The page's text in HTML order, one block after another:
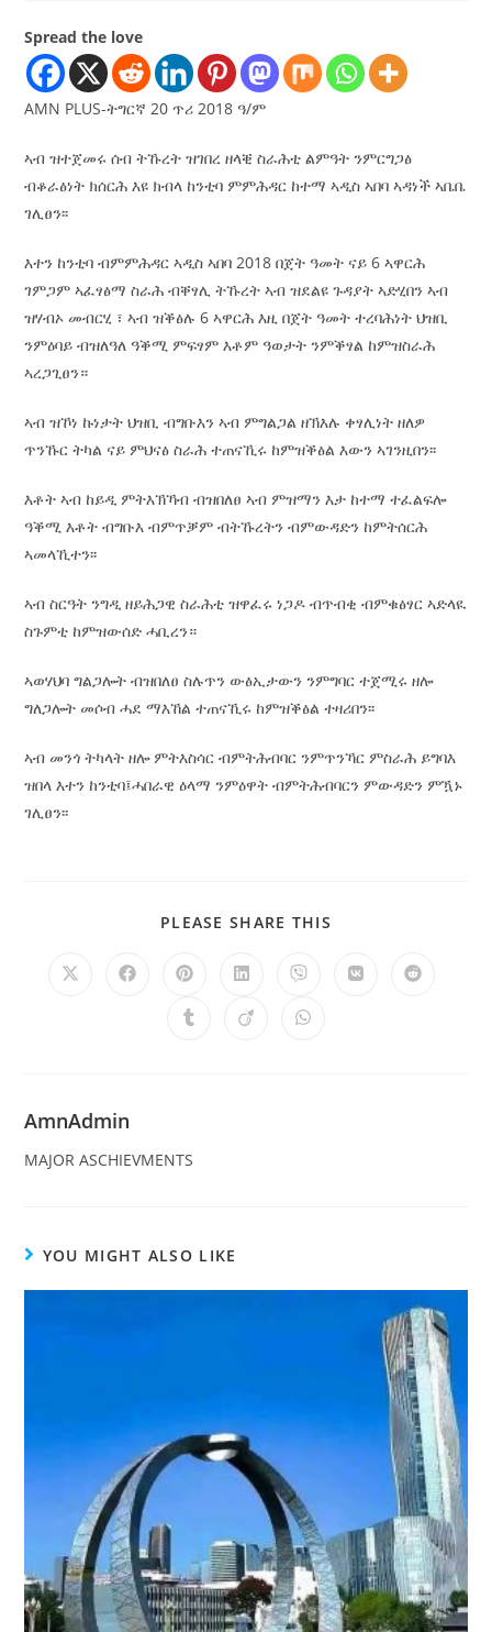
Spread the love
AMN PLUS-ትግርኛ 20 ጥሪ 2018 ዓ/ም
ኣብ ዝተጀመሩ ሰብ ትኹረት ዝገበረ ዘላቒ ስራሕቲ ልምዓት ንምርግጋፅ
ብቆራፅነት ክሰርሕ እዩ ክብላ ከንቲባ ምምሕዳር ከተማ ኣዲስ ኣበባ ኣዳነች ኣቤቤ
ገሊፀን፡፡
እተን ከንቲባ ብምምሕዳር ኣዲስ ኣበባ 2018 በጀት ዓመት ናይ 6 ኣዋርሕ
ገምጋም ኣፈፃፅማ ስራሕ ብቐፃሊ ትኹረት ኣብ ዝደልዩ ጉዳያት ኣድሂበን ኣብ
ዝሃብኦ መብርሂ ፣ ኣብ ዝቕፅሉ 6 ኣዋርሕ እዚ በጀት ዓመት ተረባሕነት ህዝቢ
ንምዕባይ ብዝለዓለ ዓቕሚ ምፍፃም እቶም ዓወታት ንምቕፃል ከምዝስራሕ
ኣረጋጊፀን።
ኣብ ዝኾነ ኩነታት ህዝቢ ብግቡእን ኣብ ምግልጋል ዘኽእሉ ቀፃሊነት ዘለዎ
ጥንኹር ትካል ናይ ምህናፅ ስራሕ ተጠናኺሩ ከምዝቕፅል እውን ኣገንዚበን፡፡
እቶት ኣብ ከይዲ ምትእኽኻብ ብዝበለፀ ኣብ ምዝማን እታ ከተማ ተፈልፍሎ
ዓቕሚ እቶት ብግቡእ ብምጥቓም ብትኹረትን ብምውዳድን ከምትሰርሕ
ኣመላኺተን፡፡
ኣብ ስርዓት ንግዲ ዘይሕጋዊ ስራሕቲ ዝዋፈሩ ነጋዶ ብጥብቂ ብምቁፅፃር ኣድላዪ
ስጉምቲ ከምዝውሰድ ሓቢረን።
ኣወሃህባ ግልጋሎት ብዝበለፀ ስሉጥን ውፅኢታውን ንምግባር ተጀሚሩ ዘሎ
ግለጋሎት መሶብ ሓደ ማእኸል ተጠናኺሩ ከምዝቕፅል ተዛሪበን፡፡
ኣብ መንጎ ትካላት ዘሎ ምትእስሳር ብምትሕብባር ንምጥንኻር ምስራሕ ይግባእ
ዝበላ እተን ከንቲባ፤ሓበራዊ ዕላማ ንምዕዋት ብምትሕብባርን ምውዳድን ምዃኑ
ገሊፀን፡፡
PLEASE SHARE THIS
AmnAdmin
MAJOR ASCHIEVMENTS
YOU MIGHT ALSO LIKE